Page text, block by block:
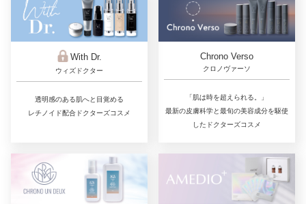
With Dr.
ウィズドクター
透明感のある肌へと目覚める
レチノイド配合ドクターズコスメ
Chrono Verso
クロノヴァーソ
「肌は時を超えられる。」
最新の皮膚科学と最旬の美容成分を駆使
したドクターズコスメ